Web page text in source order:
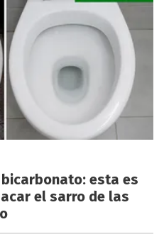
esta es
el sarro de las